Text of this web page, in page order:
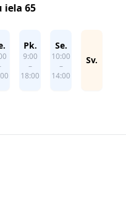
iela 65
Pk.
9:00
–
18:00
Se.
10:00
–
14:00
Sv.